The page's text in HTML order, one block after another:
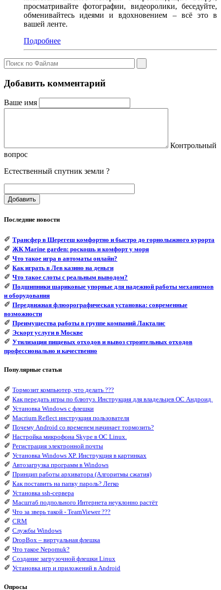
просматривайте фотографии, видеоролики, беседуйте,
обменивайтесь идеями и вдохновением – всё это в
вашей ленте.
Подробнее
Добавить комментарий
Ваше имя
Контрольный
вопрос
Естественный спутник земли ?
Добавить
Последние новости
✐ Трансфер в Шерегеш комфортно и быстро до горнолыжного курорта
✐ ЖК Marine garden: роскошь и комфорт у моря
✐ Что такое игра в автоматы онлайн?
✐ Как играть в Лев казино на деньги
✐ Что такое слоты с реальным выводом?
✐ Подшипники шариковые упорные для надежной работы механизмов
и оборудования
✐ Передвижная флюорографическая установка: современные
возможности
✐ Преимущества работы в группе компаний Лакталис
✐ Эскорт услуги в Москве
✐ Утилизация пищевых отходов и вывоз строительных отходов
профессионально и качественно
Популярные статьи
✐ Тормозит компьютер, что делать ???
✐ Как передать игры по блютуз. Инструкция для владельцев ОС Андроид.
✐ Установка Windows с флешки
✐ Macrium Reflect инструкция пользователя
✐ Почему Android со временем начинает тормозить?
✐ Настройка микрофона Skype в ОС Linux.
✐ Регистрация электронной почты
✐ Установка Windows XP. Инструкция в картинках
✐ Автозагрузка программ в Windows
✐ Принцип работы архиватора (Алгоритмы сжатия)
✐ Как поставить на папку пароль? Легко
✐ Установка ssh-сервера
✐ Масштаб подпольного Интернета неуклонно растёт
✐ Что за зверь такой - TeamViewer ???
✐ CRM
✐ Службы Windows
✐ DropBox – виртуальная флешка
✐ Что такое Nepomuk?
✐ Создание загрузочной флешки Linux
✐ Установка игр и приложений в Android
Опросы